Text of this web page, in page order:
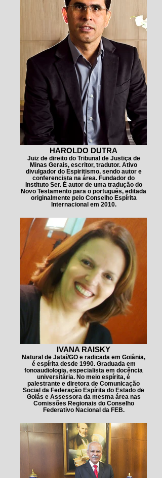
HAROLDO DUTRA
Juiz de direito do Tribunal de Justiça de
Minas Gerais, escritor, tradutor. Ativo
divulgador do Espiritismo, sendo autor e
conferencista na área. Fundador do
Instituto Ser. É autor de uma tradução do
Novo Testamento para o português, editada
originalmente pelo Conselho Espírita
Internacional em 2010.
IVANA RAISKY
Natural de Jataí/GO e radicada em Goiânia,
é espírita desde 1990. Graduada em
fonoaudiologia, especialista em docência
universitária. No meio espírita, é
palestrante e diretora de Comunicação
Social da Federação Espírita do Estado de
Goiás e Assessora da mesma área nas
Comissões Regionais do Conselho
Federativo Nacional da FEB.